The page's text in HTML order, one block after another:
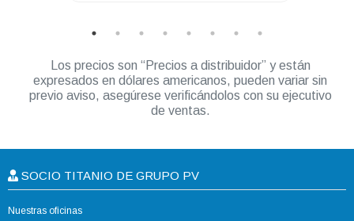
Los precios son “Precios a distribuidor” y están
expresados en dólares americanos, pueden variar sin
previo aviso, asegúrese verificándolos con su ejecutivo
de ventas.
SOCIO TITANIO DE GRUPO PV
Nuestras oficinas